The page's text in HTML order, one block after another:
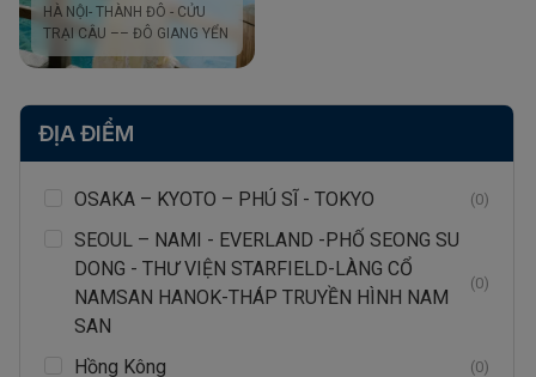
ĐỊA ĐIỂM
OSAKA – KYOTO – PHÚ SĨ - TOKYO (0)
SEOUL – NAMI - EVERLAND -PHỐ SEONG SU
DONG - THƯ VIỆN STARFIELD-LÀNG CỔ
NAMSAN HANOK-THÁP TRUYỀN HÌNH NAM
SAN
(0)
Hồng Kông (0)
HÀ NỘI- THÀNH ĐÔ - CỬU
TRẠI CÂU –– ĐÔ GIANG YỂN